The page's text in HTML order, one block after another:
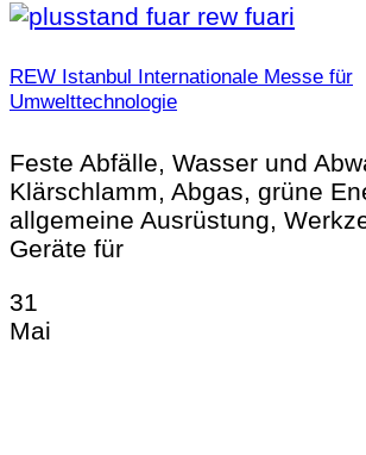
REW Istanbul Internationale Messe für
Umwelttechnologie
Feste Abfälle, Wasser und
Klärschlamm, Abgas, grüne
allgemeine Ausrüstung,
Geräte für
31
Mai